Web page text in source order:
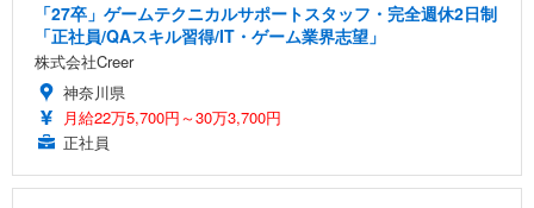
「27卒」ゲームテクニカルサポートスタッフ・完全週休2日制
「正社員/QAスキル習得/IT・ゲーム業界志望」
株式会社Creer
神奈川県
月給22万5,700円～30万3,700円
正社員